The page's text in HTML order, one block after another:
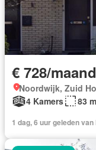
€ 728/maand
Noordwijk, Zuid
4 Kamers
83
1 dag, 6 uur geleden